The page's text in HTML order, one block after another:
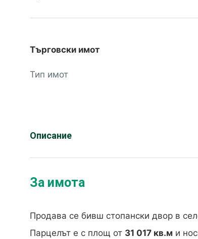
Търговски имот
Тип имот
Описание
За имота
Продава се бивш стопански двор в
Парцелът е с площ от 31 017 кв.м и